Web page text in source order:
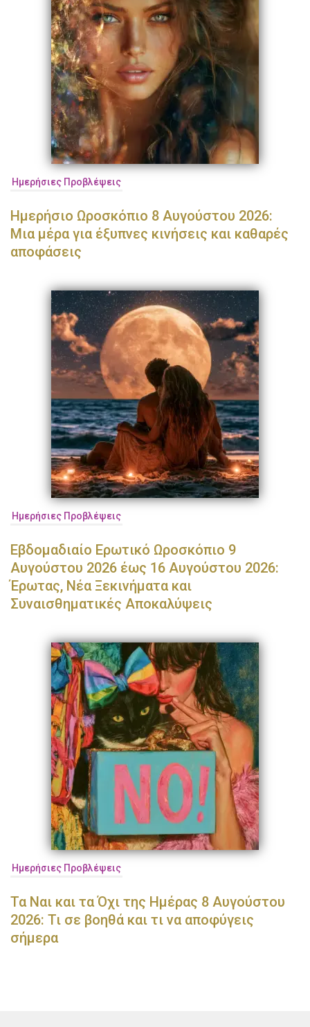
Ημερήσιες Προβλέψεις
Ημερήσιο Ωροσκόπιο 8 Αυγούστου 2026:
Μια μέρα για έξυπνες κινήσεις και καθαρές
αποφάσεις
Ημερήσιες Προβλέψεις
Εβδομαδιαίο Ερωτικό Ωροσκόπιο 9
Αυγούστου 2026 έως 16 Αυγούστου 2026:
Έρωτας, Νέα Ξεκινήματα και
Συναισθηματικές Αποκαλύψεις
Ημερήσιες Προβλέψεις
Τα Ναι και τα Όχι της Ημέρας 8 Αυγούστου
2026: Τι σε βοηθά και τι να αποφύγεις
σήμερα